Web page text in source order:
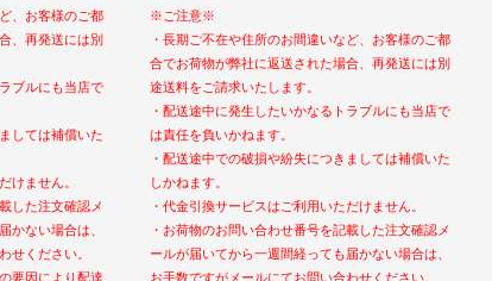
、お客様のご都
、再発送には別
ブルにも当店で
しては補償いた
けません。
した注文確認メ
かない場合は、
せください。
要因により配達
※ご注意※
・長期ご不在や住所のお間違いなど、お客様のご都
合でお荷物が弊社に返送された場合、再発送には別
途送料をご請求いたします。
・配送途中に発生したいかなるトラブルにも当店で
は責任を負いかねます。
・配送途中での破損や紛失につきましては補償いた
しかねます。
・代金引換サービスはご利用いただけません。
・お荷物のお問い合わせ番号を記載した注文確認メ
ールが届いてから一週間経っても届かない場合は、
お手数ですがメールにてお問い合わせください。